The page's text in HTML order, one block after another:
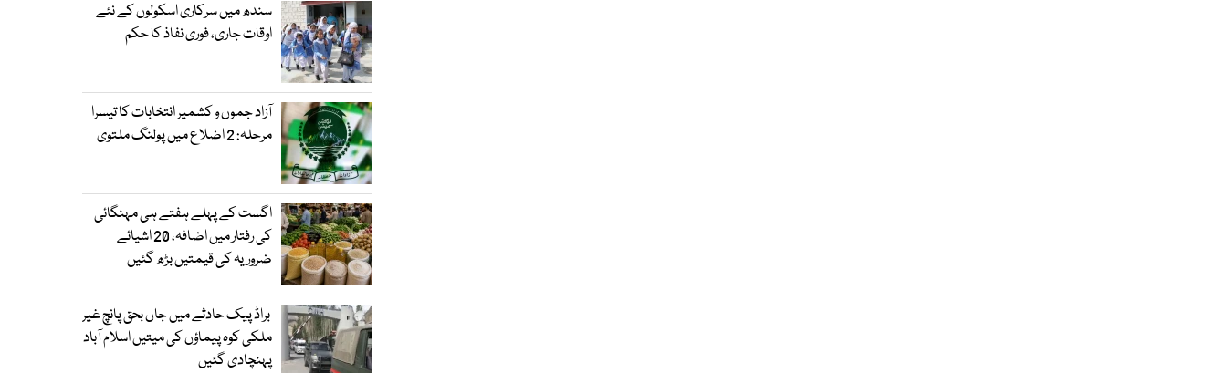
سندھ میں سرکاری اسکولوں کے نئے
اوقات جاری، فوری نفاذ کا حکم
آزاد جموں و کشمیر انتخابات کا تیسرا
مرحلہ: 2 اضلاع میں پولنگ ملتوی
اگست کے پہلے ہفتے ہی مہنگائی
کی رفتار میں اضافہ، 20 اشیائے
ضروریہ کی قیمتیں بڑھ گئیں
براڈ پیک حادثے میں جاں بحق پانچ غیر
ملکی کوہ پیماؤں کی میتیں اسلام آباد
پہنچادی گئیں